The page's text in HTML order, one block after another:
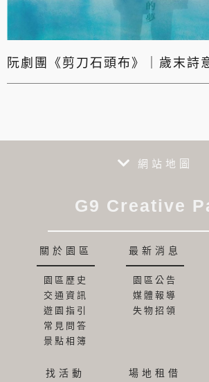
阮劇團《剪刀石頭布》｜歲末詩
網站地圖
G9 Creative
關於園區
園區歷史
交通資訊
遊園指引
常見問答
景點相簿
最新消息
園區公告
媒體報導
失物招領
找活動 場地租借